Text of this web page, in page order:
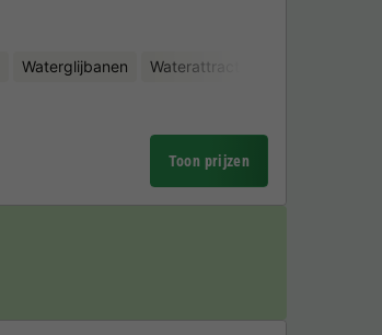
Waterglijbanen Waterattracties
Toon prijzen